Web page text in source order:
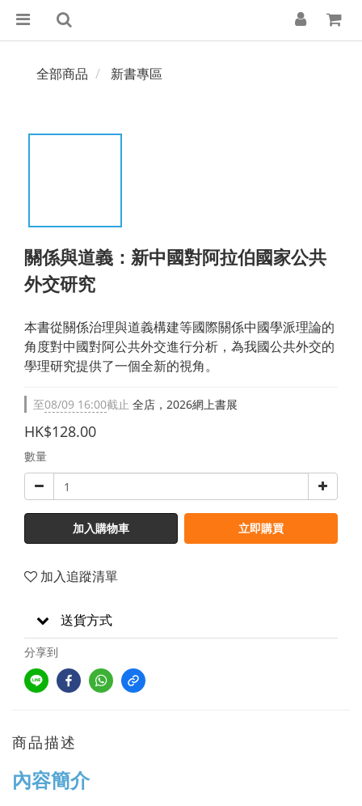
全部商品 新書專區
關係與道義：新中國對阿拉伯國家公共
外交研究
本書從關係治理與道義構建等國際關係中國學派理論的
角度對中國對阿公共外交進行分析，為我國公共外交的
學理研究提供了一個全新的視角。
至08/09 16:00截止 全店，2026網上書展
HK$128.00
數量
加入購物車 立即購買
加入追蹤清單
送貨方式
分享到
商品描述
內容簡介